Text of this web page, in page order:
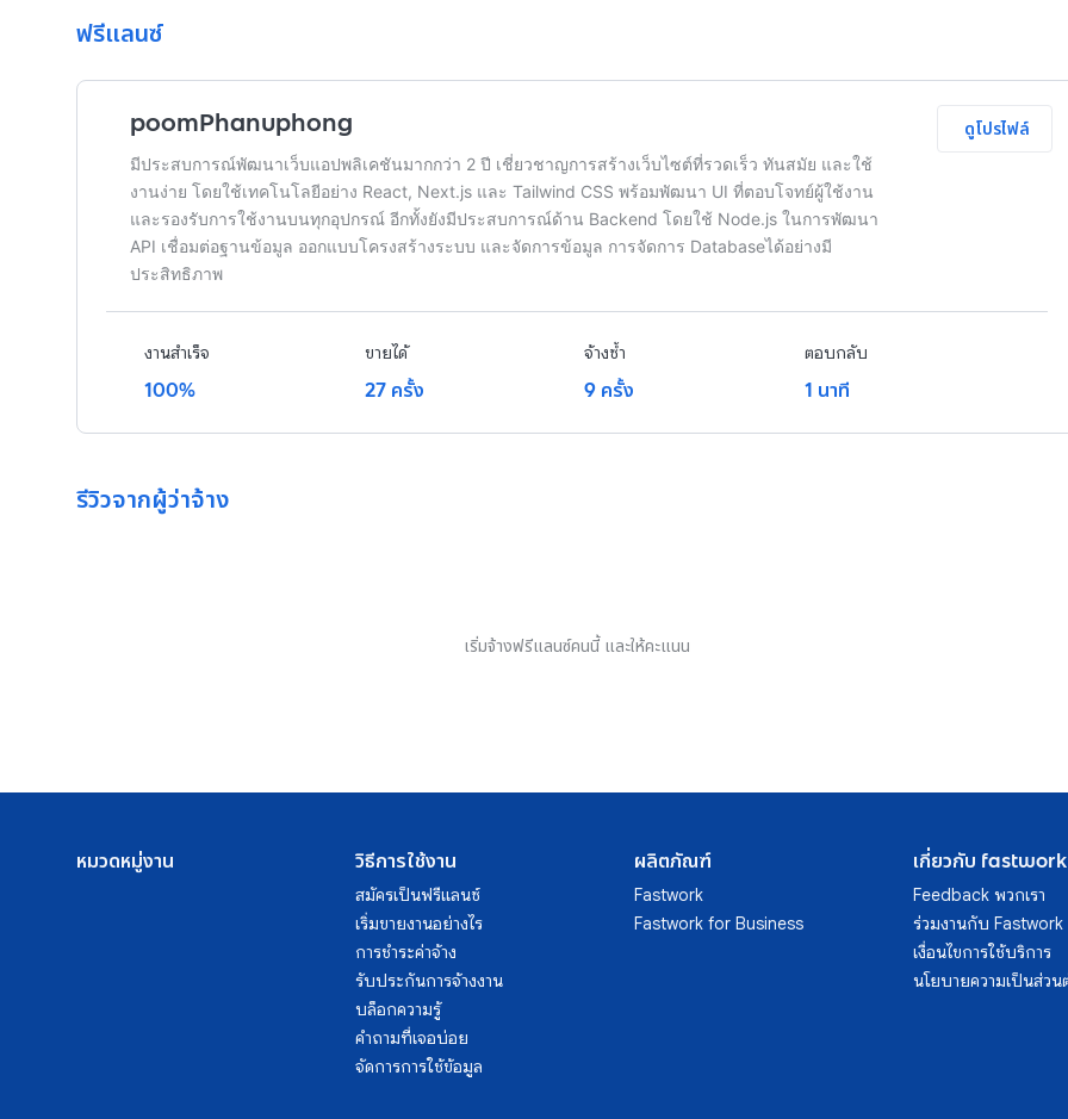
ฟรีแลนซ์
poomPhanuphong
มีประสบการณ์พัฒนาเว็บแอปพลิเคชันมากกว่า 2 ปี เชี่ยวชาญการสร้างเว็บไซต์ที่รวดเร็ว ทันสมัย และใช้
งานง่าย โดยใช้เทคโนโลยีอย่าง React, Next.js และ Tailwind CSS พร้อมพัฒนา UI ที่ตอบโจทย์ผู้ใช้งาน
และรองรับการใช้งานบนทุกอุปกรณ์ อีกทั้งยังมีประสบการณ์ด้าน Backend โดยใช้ Node.js ในการพัฒนา
API เชื่อมต่อฐานข้อมูล ออกแบบโครงสร้างระบบ และจัดการข้อมูล การจัดการ Databaseได้อย่างมี
ประสิทธิภาพ
ดูโปรไฟล์
งานสำเร็จ
100%
ขายได้
27 ครั้ง
จ้างซ้ำ
9 ครั้ง
ตอบกลับ
1 นาที
รีวิวจากผู้ว่าจ้าง
เริ่มจ้างฟรีแลนซ์คนนี้ และให้คะแนน
หมวดหมู่งาน วิธีการใช้งาน
สมัครเป็นฟรีแลนซ์
เริ่มขายงานอย่างไร
การชำระค่าจ้าง
รับประกันการจ้างงาน
บล็อกความรู้
คำถามที่เจอบ่อย
จัดการการใช้ข้อมูล
ผลิตภัณฑ์
Fastwork
Fastwork for Business
เกี่ยวกับ fastwork
Feedback พวกเรา
ร่วมงานกับ Fastwork
เงื่อนไขการใช้บริการ
นโยบายความเป็นส่วน